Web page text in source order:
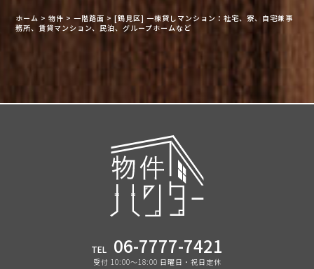
ホーム >物件 >一階路面 >[鶴見区] 一棟貸しマンション：社宅、寮、自宅兼事
務所、賃貸マンション、民泊、グループホームなど
TEL 06-7777-7421
受付 10:00〜18:00 日曜日・祝日定休